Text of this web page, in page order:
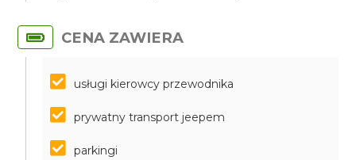
CENA ZAWIERA
usługi kierowcy przewodnika
prywatny transport jeepem
parkingi